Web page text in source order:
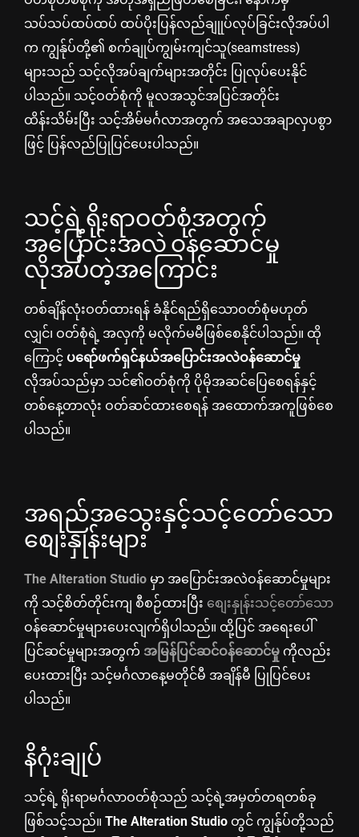
သပ်သပ်ထပ်ထပ် ထပ်ပိုးပြန်လည်ချုုပ်လုပ်ခြင်းလိုအပ်ပါ
က ကျွန်ုပ်တို့၏ စက်ချုပ်ကျွမ်းကျင်သူ(seamstress)
များသည် သင့်လိုအပ်ချက်များအတိုင်း ပြုလုပ်ပေးနိုင်
ပါသည်။ သင့်ဝတ်စုံကို မူလအသွင်အပြင်အတိုင်း
ထိန်းသိမ်းပြီး သင့်အိမ်မင်္ဂလာအတွက် အသေအချာလှပစွာ
ဖြင့် ပြန်လည်ပြုပြင်ပေးပါသည်။
သင့်ရဲ့ရိုးရာဝတ်စုံအတွက်
အပြောင်းအလဲ ဝန်ဆောင်မှု
လိုအပ်တဲ့အကြောင်း
တစ်ချိန်လုံးဝတ်ထားရန် ခံနိုင်ရည်ရှိသောဝတ်စုံမဟုတ်
လျှင်၊ ဝတ်စုံရဲ့ အလှကို မလိုက်မမီဖြစ်စေနိုင်ပါသည်။ ထို
ကြောင့် ပရော်ဖက်ရှင်နယ်အပြောင်းအလဲဝန်ဆောင်မှု
လိုအပ်သည်မှာ သင်၏ဝတ်စုံကို ပိုမိုအဆင်ပြေစေရန်နှင့်
တစ်နေ့တာလုံး ဝတ်ဆင်ထားစေရန် အထောက်အကူဖြစ်စေ
ပါသည်။
အရည်အသွေးနှင့်သင့်တော်သော
စျေးနှုန်းများ
The Alteration Studioမှာ အပြောင်းအလဲဝန်ဆောင်မှုများ
ကို သင့်စိတ်တိုင်းကျ စီစဉ်ထားပြီး စျေးနှုန်းသင့်တော်သော
ဝန်ဆောင်မှုများပေးလျက်ရှိပါသည်။ ထို့ပြင် အရေးပေါ်
ပြင်ဆင်မှုများအတွက် အမြန်ပြင်ဆင်ဝန်ဆောင်မှု ကိုလည်း
ပေးထားပြီး သင့်မင်္ဂလာနေ့မတိုင်မီ အချိန်မီ ပြုပြင်ပေး
ပါသည်။
နိဂုံးချုပ်
သင့်ရဲ့ ရိုးရာမင်္ဂလာဝတ်စုံသည် သင့်ရဲ့အမှတ်တရတစ်ခု
ဖြစ်သင့်သည်။ The Alteration Studioတွင် ကျွန်ုပ်တို့သည်